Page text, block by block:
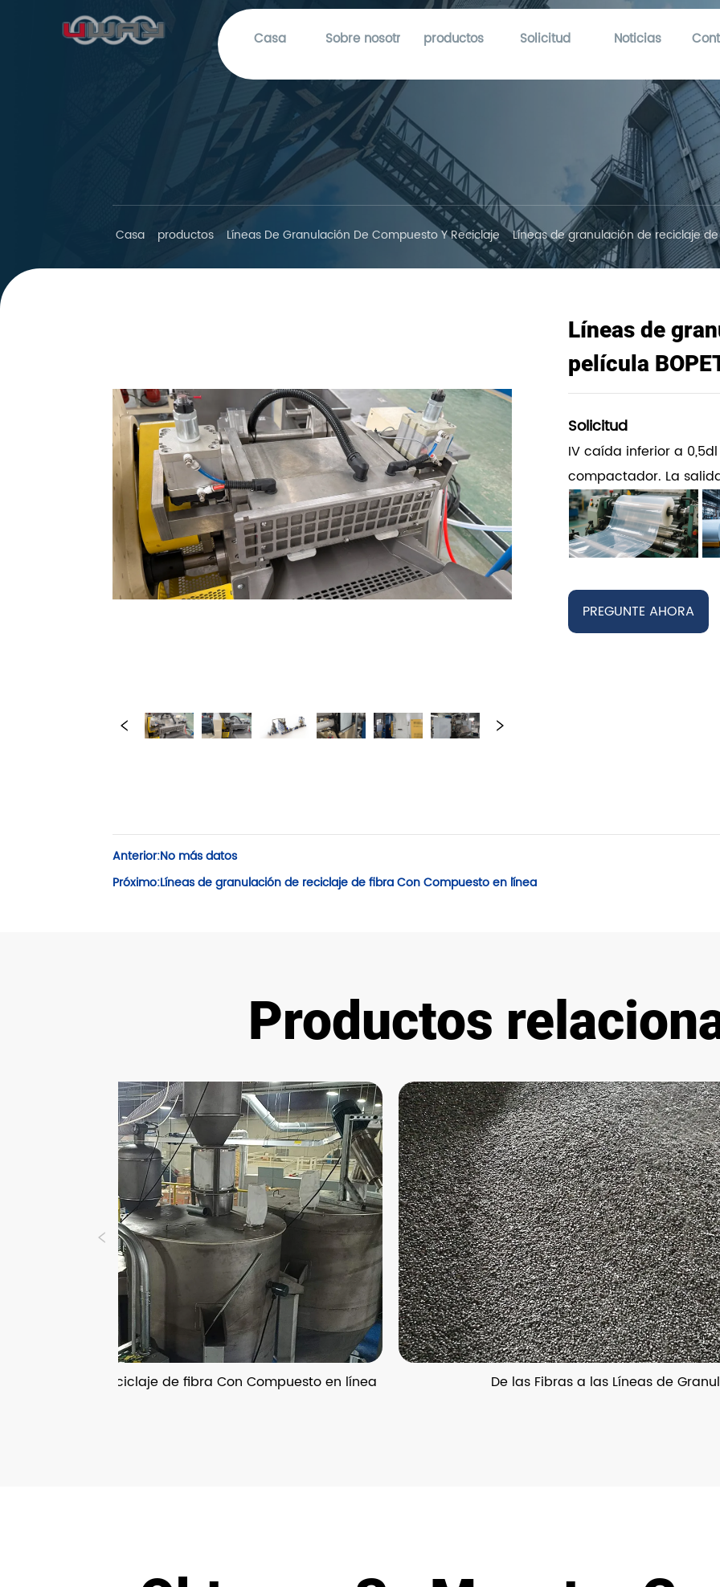
Casa Sobre nosotros productos Solicitud Noticias
Casa productos Líneas De Granulación De Compuesto Y Reciclaje Líneas de granulación de reciclaje de
Líneas de
película
Solicitud
IV caída inferior a
compactador. La
PREGUNTE AHORA
Anterior:No más datos
Próximo:Líneas de granulación de reciclaje de fibra Con Compuesto en línea
Productos
Líneas de granulación de reciclaje de fibra Con Compuesto en línea De las Fibras a las Líneas de Granulación